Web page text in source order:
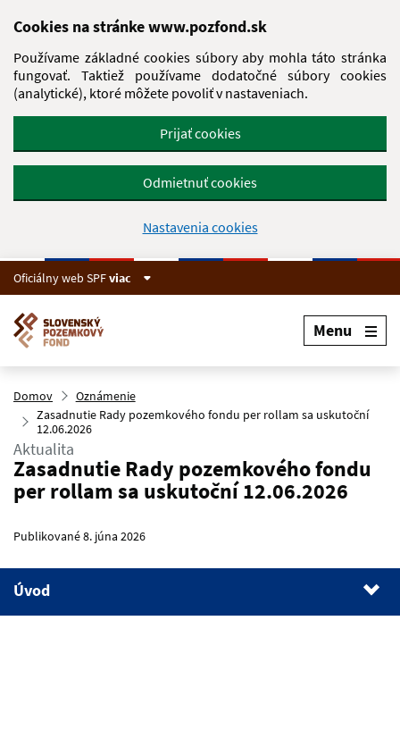
Preskočiť na hlavný obsah
Cookies na stránke www.pozfond.sk
Používame základné cookies súbory aby mohla táto stránka
fungovať. Taktiež používame dodatočné súbory cookies
(analytické), ktoré môžete povoliť v nastaveniach.
Prijať cookies
Odmietnuť cookies
Nastavenia cookies
Oficiálny web SPFviac
Menu
Domov
Oznámenie
Zasadnutie Rady pozemkového fondu per rollam sa uskutoční
12.06.2026
Aktualita
Zasadnutie Rady pozemkového fondu
per rollam sa uskutoční 12.06.2026
Publikované 8. júna 2026
Úvod
1.Úvod